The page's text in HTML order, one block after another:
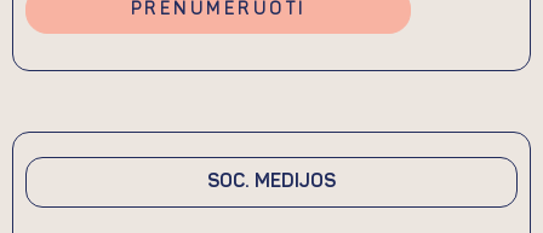
PRENUMERUOTI
SOC. MEDIJOS